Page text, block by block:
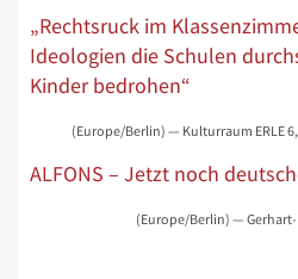
„Rechtsruck im
Ideologien die Schulen
Kinder bedrohen“
(Europe/Berlin) — Kulturraum ERLE
ALFONS – Jetzt noch
(Europe/Berlin) —